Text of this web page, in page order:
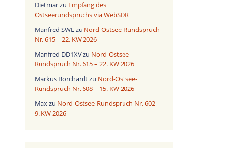
Dietmarzu Empfang des
Ostseerundspruchs via WebSDR
Manfred SWLzu Nord-Ostsee-Rundspruch
Nr. 615 – 22. KW 2026
Manfred DD1XVzu Nord-Ostsee-
Rundspruch Nr. 615 – 22. KW 2026
Markus Borchardtzu Nord-Ostsee-
Rundspruch Nr. 608 – 15. KW 2026
Maxzu Nord-Ostsee-Rundspruch Nr. 602 –
9. KW 2026